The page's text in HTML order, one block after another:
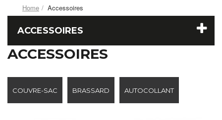
Home Accessoires
ACCESSOIRES
ACCESSOIRES
COUVRE-SAC BRASSARD AUTOCOLLANT